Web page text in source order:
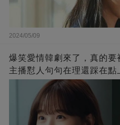
2024/05/09
爆笑愛情韓劇來了，真的
主播懟人句句在理還踩在
界的嘴替！